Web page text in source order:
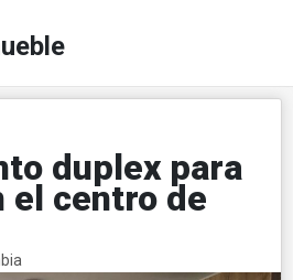
duplex para
el centro de